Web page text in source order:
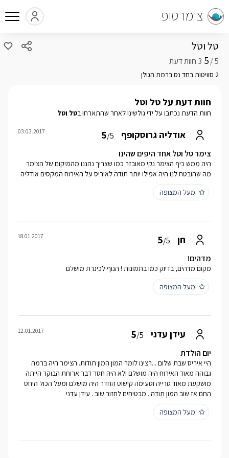
צימרטופ
טל וטל
5 /
5
2 סוויטות בחד נס ברמת הגולן
חוות דעת על טל וטל
חוות הדעת נכתבו על ידי גולשינו לאחר שהתארחו בטל וטל
אודליה גרוסקופף 5/5
03.03.2017
צימר טל וטל אחד היפים שהינו
היה ממש כיף הצימר נקי מאובזר כמו שצריך נהננו מהמיקום של הצימר
מה שהובטח לנו היה אפילו יותר תודה לאיריס על האירוח המקסים אודליה
מעל המצופה
חן 5/5
18.01.2017
מדהים!
מקום מדהים, בדיוק כמו בתמונות ! הנוף לכינרת מושלם
מעל המצופה
עידן עדני 5/5
12.01.2017
יום הולדת
היי איריס שבת שלום ...רצינו לומר המון המון תודות. הצימר היה ברמה
גבוהה מאוד האירוח היה מושלם ולא היה חסר דבר ארוחת הבוקר הייתה
מושקעת מאוד טרייה וטעימה קישוט החדר היה מושלם ומעל הכול היחס
החם אז שוב המון תודה . מבטיחים לחזור שוב . עידן עדני
מעל המצופה